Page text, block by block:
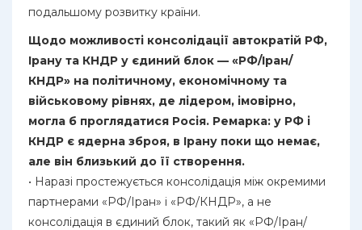
подальшому розвитку країни.
Щодо можливості консолідації автократій РФ,
Ірану та КНДР у єдиний блок — «РФ/Іран/
КНДР» на політичному, економічному та
військовому рівнях, де лідером, імовірно,
могла б проглядатися Росія. Ремарка: у РФ і
КНДР є ядерна зброя, в Ірану поки що немає,
але він близький до її створення.
• Наразі простежується консолідація між окремими
партнерами «РФ/Іран» і «РФ/КНДР», а не
консолідація в єдиний блок, такий як «РФ/Іран/